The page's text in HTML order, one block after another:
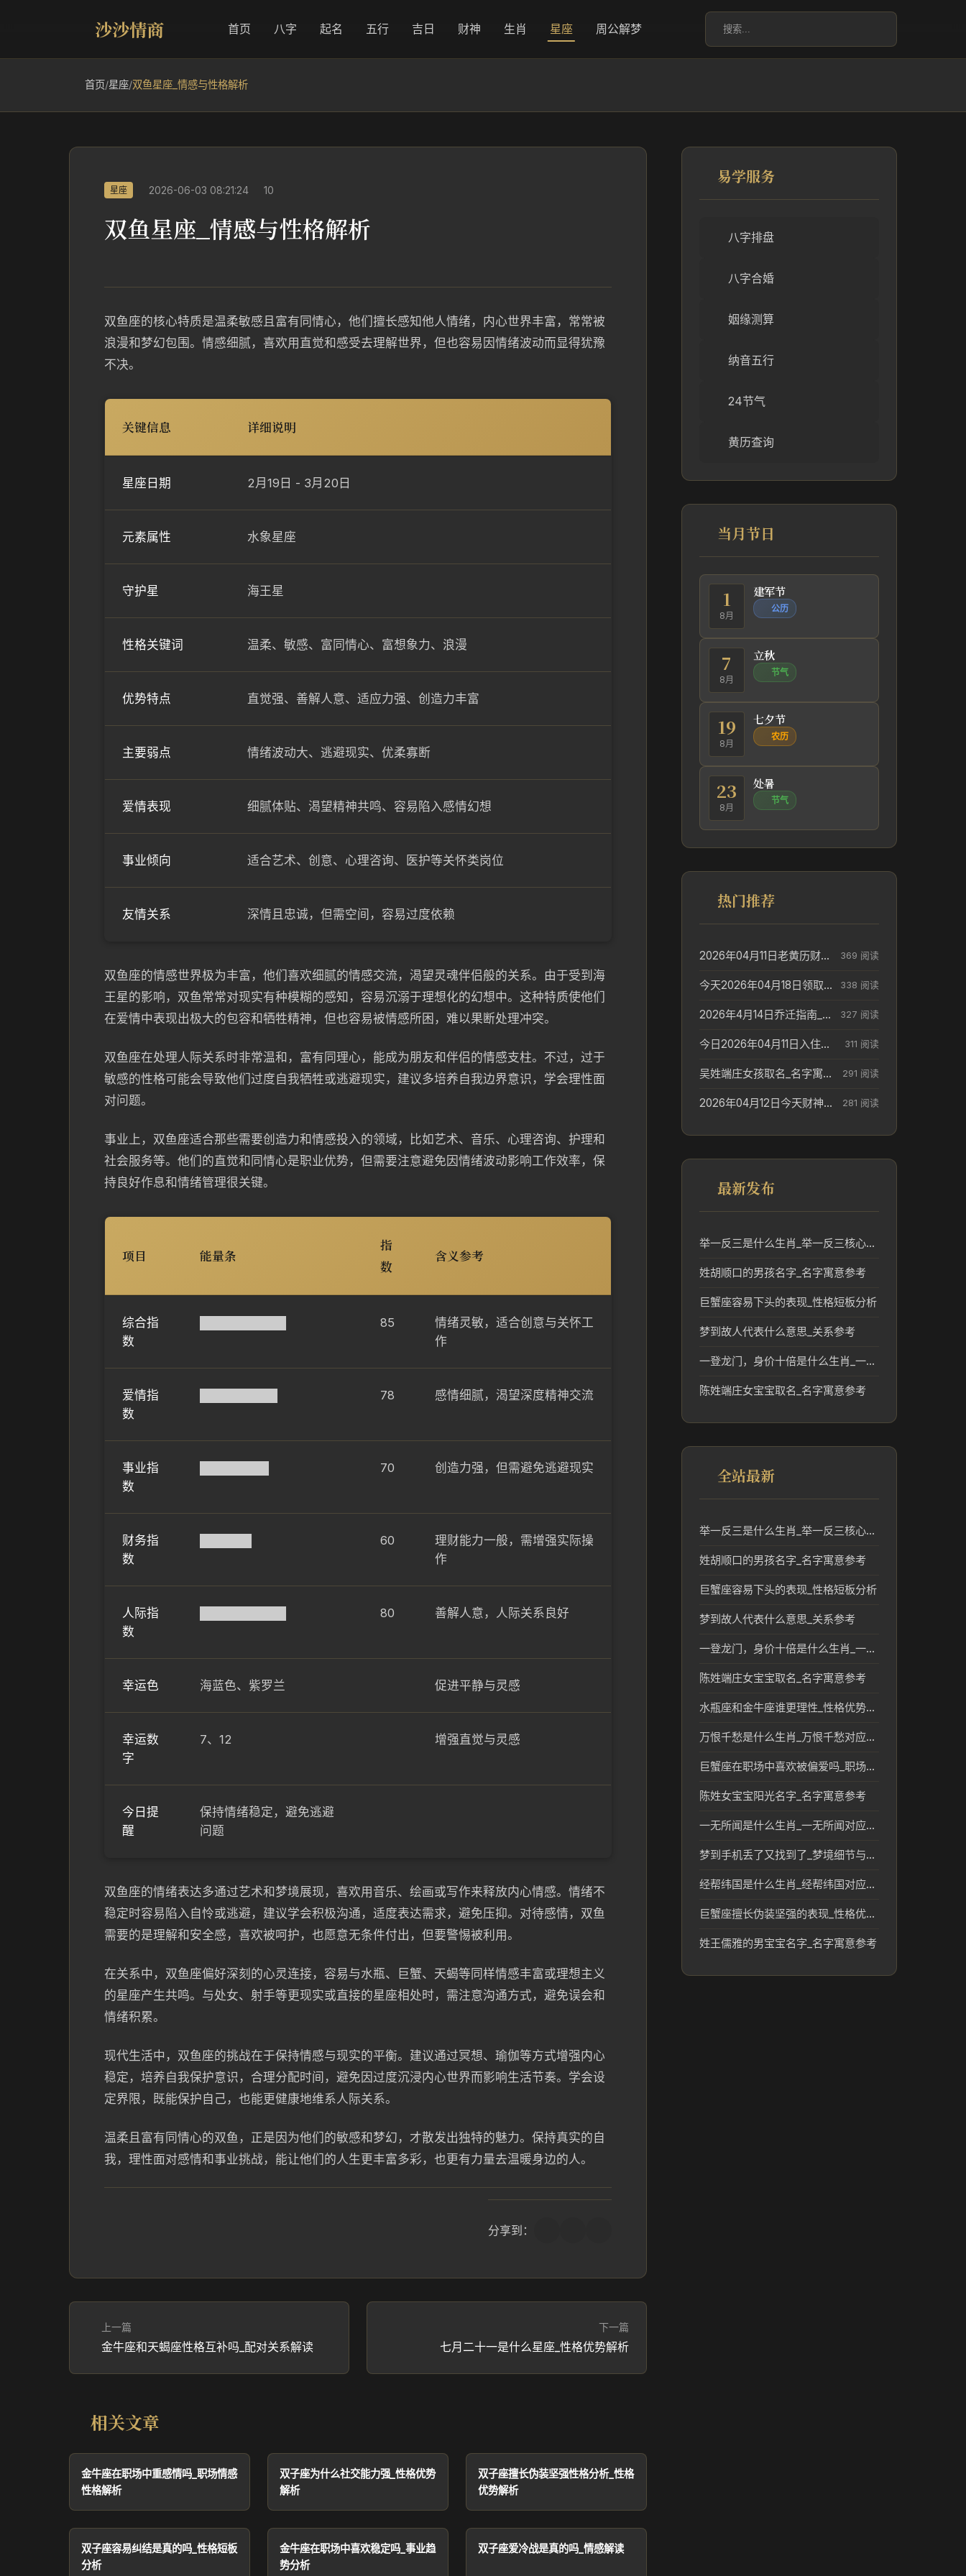
沙沙情商 首页 八字 起名 五行 吉日 财神 生肖 星座 周公解梦
首页/星座/双鱼星座_情感与性格解析
星座 2026-06-03 08:21:24 10
双鱼星座_情感与性格解析
双鱼座的核心特质是温柔敏感且富有同情心，他们擅长感知他人情绪，内心世界丰富，常常被
浪漫和梦幻包围。情感细腻，喜欢用直觉和感受去理解世界，但也容易因情绪波动而显得犹豫
不决。
关键信息 详细说明
星座日期 2月19日 - 3月20日
元素属性 水象星座
守护星 海王星
性格关键词 温柔、敏感、富同情心、富想象力、浪漫
优势特点 直觉强、善解人意、适应力强、创造力丰富
主要弱点 情绪波动大、逃避现实、优柔寡断
爱情表现 细腻体贴、渴望精神共鸣、容易陷入感情幻想
事业倾向 适合艺术、创意、心理咨询、医护等关怀类岗位
友情关系 深情且忠诚，但需空间，容易过度依赖
双鱼座的情感世界极为丰富，他们喜欢细腻的情感交流，渴望灵魂伴侣般的关系。由于受到海
王星的影响，双鱼常常对现实有种模糊的感知，容易沉溺于理想化的幻想中。这种特质使他们
在爱情中表现出极大的包容和牺牲精神，但也容易被情感所困，难以果断处理冲突。
双鱼座在处理人际关系时非常温和，富有同理心，能成为朋友和伴侣的情感支柱。不过，过于
敏感的性格可能会导致他们过度自我牺牲或逃避现实，建议多培养自我边界意识，学会理性面
对问题。
事业上，双鱼座适合那些需要创造力和情感投入的领域，比如艺术、音乐、心理咨询、护理和
社会服务等。他们的直觉和同情心是职业优势，但需要注意避免因情绪波动影响工作效率，保
持良好作息和情绪管理很关键。
项目 能量条
指
数
含义参考
综合指
数
85
情绪灵敏，适合创意与关怀工
作
爱情指
数
78 感情细腻，渴望深度精神交流
事业指
数
70 创造力强，但需避免逃避现实
财务指
数
60
理财能力一般，需增强实际操
作
人际指
数
80 善解人意，人际关系良好
幸运色 海蓝色、紫罗兰 促进平静与灵感
幸运数
字
7、12 增强直觉与灵感
今日提
醒
保持情绪稳定，避免逃避
问题
双鱼座的情绪表达多通过艺术和梦境展现，喜欢用音乐、绘画或写作来释放内心情感。情绪不
稳定时容易陷入自怜或逃避，建议学会积极沟通，适度表达需求，避免压抑。对待感情，双鱼
需要的是理解和安全感，喜欢被呵护，也愿意无条件付出，但要警惕被利用。
在关系中，双鱼座偏好深刻的心灵连接，容易与水瓶、巨蟹、天蝎等同样情感丰富或理想主义
的星座产生共鸣。与处女、射手等更现实或直接的星座相处时，需注意沟通方式，避免误会和
情绪积累。
现代生活中，双鱼座的挑战在于保持情感与现实的平衡。建议通过冥想、瑜伽等方式增强内心
稳定，培养自我保护意识，合理分配时间，避免因过度沉浸内心世界而影响生活节奏。学会设
定界限，既能保护自己，也能更健康地维系人际关系。
温柔且富有同情心的双鱼，正是因为他们的敏感和梦幻，才散发出独特的魅力。保持真实的自
我，理性面对感情和事业挑战，能让他们的人生更丰富多彩，也更有力量去温暖身边的人。
分享到：
上一篇
金牛座和天蝎座性格互补吗_配对关系解读
下一篇
七月二十一是什么星座_性格优势解析
相关文章
金牛座在职场中重感情吗_职场情感
性格解析
双子座为什么社交能力强_性格优势
解析
双子座擅长伪装坚强性格分析_性格
优势解析
双子座容易纠结是真的吗_性格短板
分析
金牛座在职场中喜欢稳定吗_事业趋
势分析
双子座爱冷战是真的吗_情感解读
易学服务
八字排盘
八字合婚
姻缘测算
纳音五行
24节气
黄历查询
当月节日
1
8月
建军节
公历
7
8月
立秋
节气
19
8月
七夕节
农历
23
8月
处暑
节气
热门推荐
2026年04月11日老黄历财神方位_财神方位与供奉讲究 369 阅读
今天2026年04月18日领取结婚证老黄历不适合吗_领证日期参考 338 阅读
2026年4月14日乔迁指南_搬家择日参考 327 阅读
今日2026年04月11日入住新居老黄历不适宜吗_搬家择日参考 311 阅读
吴姓端庄女孩取名_名字寓意参考 291 阅读
2026年04月12日今天财神在哪个吉位_财神方位参考 281 阅读
最新发布
举一反三是什么生肖_举一反三核心生肖含义解析
姓胡顺口的男孩名字_名字寓意参考
巨蟹座容易下头的表现_性格短板分析
梦到故人代表什么意思_关系参考
一登龙门，身价十倍是什么生肖_一登龙门身价提升的生肖象征
陈姓端庄女宝宝取名_名字寓意参考
全站最新
举一反三是什么生肖_举一反三核心生肖含义解析
姓胡顺口的男孩名字_名字寓意参考
巨蟹座容易下头的表现_性格短板分析
梦到故人代表什么意思_关系参考
一登龙门，身价十倍是什么生肖_一登龙门身价提升的生肖象征
陈姓端庄女宝宝取名_名字寓意参考
水瓶座和金牛座谁更理性_性格优势解析
万恨千愁是什么生肖_万恨千愁对应的生肖含义与文化解读
巨蟹座在职场中喜欢被偏爱吗_职场性格优势解析
陈姓女宝宝阳光名字_名字寓意参考
一无所闻是什么生肖_一无所闻对应的生肖及文化含义解析
梦到手机丢了又找到了_梦境细节与生活提醒
经帮纬国是什么生肖_经帮纬国对应生肖及文化解读
巨蟹座擅长伪装坚强的表现_性格优势解析
姓王儒雅的男宝宝名字_名字寓意参考